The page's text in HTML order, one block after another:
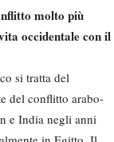
molto più
occidentale con il
si tratta del
del conflitto arabo-
e India negli anni